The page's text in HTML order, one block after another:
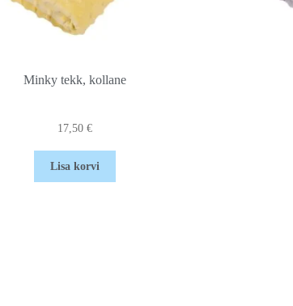
Minky tekk, kollane
17,50€
Lisa korvi